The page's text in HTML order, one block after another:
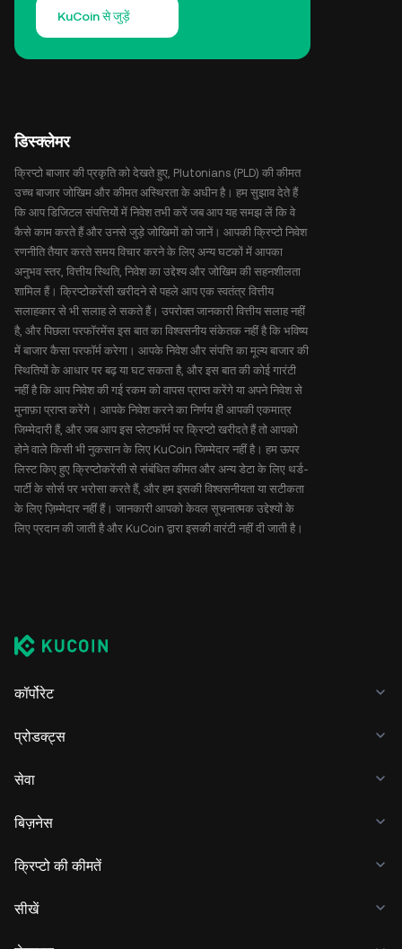
KuCoin से जुड़ें
डिस्क्लेमर
क्रिप्टो बाजार की प्रकृति को देखते हुए, Plutonians (PLD) की कीमत
उच्च बाजार जोखिम और कीमत अस्थिरता के अधीन है। हम सुझाव देते हैं
कि आप डिजिटल संपत्तियों में निवेश तभी करें जब आप यह समझ लें कि वे
कैसे काम करते हैं और उनसे जुड़े जोखिमों को जानें। आपकी क्रिप्टो निवेश
रणनीति तैयार करते समय विचार करने के लिए अन्य घटकों में आपका
अनुभव स्तर, वित्तीय स्थिति, निवेश का उद्देश्य और जोखिम की सहनशीलता
शामिल हैं। क्रिप्टोकरेंसी खरीदने से पहले आप एक स्वतंत्र वित्तीय
सलाहकार से भी सलाह ले सकते हैं। उपरोक्त जानकारी वित्तीय सलाह नहीं
है, और पिछला परफॉरमेंस इस बात का विश्वसनीय संकेतक नहीं है कि भविष्य
में बाजार कैसा परफॉर्म करेगा। आपके निवेश और संपत्ति का मूल्य बाजार की
स्थितियों के आधार पर बढ़ या घट सकता है, और इस बात की कोई गारंटी
नहीं है कि आप निवेश की गई रकम को वापस प्राप्त करेंगे या अपने निवेश से
मुनाफ़ा प्राप्त करेंगे। आपके निवेश करने का निर्णय ही आपकी एकमात्र
जिम्मेदारी हैं, और जब आप इस प्लेटफॉर्म पर क्रिप्टो खरीदते हैं तो आपको
होने वाले किसी भी नुकसान के लिए KuCoin जिम्मेदार नहीं है। हम ऊपर
लिस्ट किए हुए क्रिप्टोकरेंसी से संबंधित कीमत और अन्य डेटा के लिए थर्ड-
पार्टी के सोर्स पर भरोसा करते हैं, और हम इसकी विश्वसनीयता या सटीकता
के लिए ज़िम्मेदार नहीं हैं। जानकारी आपको केवल सूचनात्मक उद्देश्यों के
लिए प्रदान की जाती है और KuCoin द्वारा इसकी वारंटी नहीं दी जाती है।
कॉर्पोरेट
प्रोडक्ट्स
सेवा
बिज़नेस
क्रिप्टो की कीमतें
सीखें